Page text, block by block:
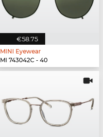
€58.75
MINI Eyewear
MI 743042C - 40